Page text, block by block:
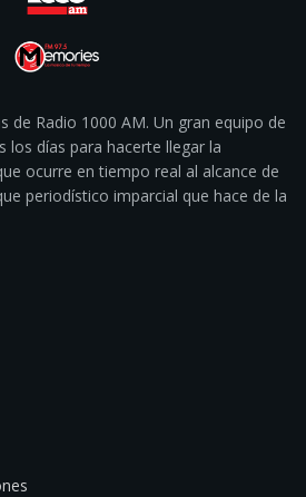
de Radio 1000 AM. Un gran equipo de
días para hacerte llegar la
ocurre en tiempo real al alcance de
periodístico imparcial que hace de la